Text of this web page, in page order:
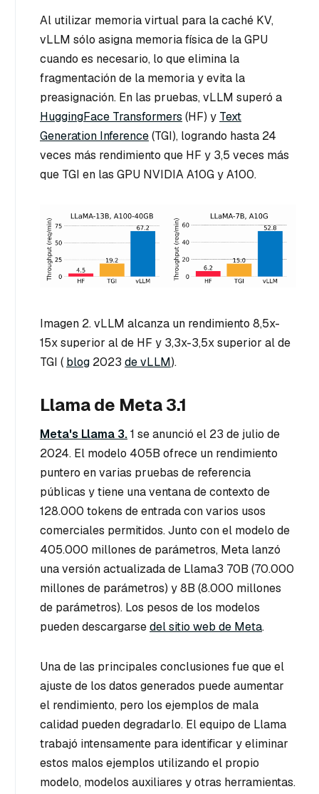
Al utilizar memoria virtual para la caché KV,
vLLM sólo asigna memoria física de la GPU
cuando es necesario, lo que elimina la
fragmentación de la memoria y evita la
preasignación. En las pruebas, vLLM superó a
HuggingFace Transformers (HF) y Text
Generation Inference(TGI), logrando hasta 24
veces más rendimiento que HF y 3,5 veces más
que TGI en las GPU NVIDIA A10G y A100.
Imagen 2. vLLM alcanza un rendimiento 8,5x-
15x superior al de HF y 3,3x-3,5x superior al de
TGI ( blog 2023 de vLLM).
Llama de Meta 3.1
Meta's Llama 3.1 se anunció el 23 de julio de
2024. El modelo 405B ofrece un rendimiento
puntero en varias pruebas de referencia
públicas y tiene una ventana de contexto de
128.000 tokens de entrada con varios usos
comerciales permitidos. Junto con el modelo de
405.000 millones de parámetros, Meta lanzó
una versión actualizada de Llama3 70B (70.000
millones de parámetros) y 8B (8.000 millones
de parámetros). Los pesos de los modelos
pueden descargarsedel sitio web de Meta.
Una de las principales conclusiones fue que el
ajuste de los datos generados puede aumentar
el rendimiento, pero los ejemplos de mala
calidad pueden degradarlo. El equipo de Llama
trabajó intensamente para identificar y eliminar
estos malos ejemplos utilizando el propio
modelo, modelos auxiliares y otras herramientas.